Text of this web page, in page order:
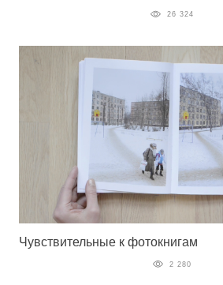
26 324
Чувствительные к фотокнигам
2 280